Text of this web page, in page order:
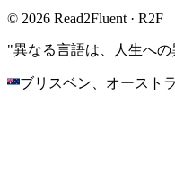
© 2026 Read2Fluent · R2F
"異なる言語は、人生へ
ブリスベン、オースト